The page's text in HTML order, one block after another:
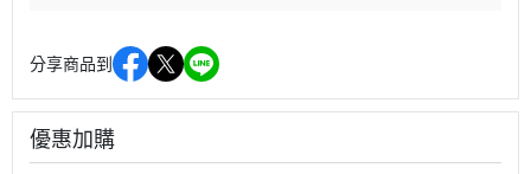
分享商品到
優惠加購